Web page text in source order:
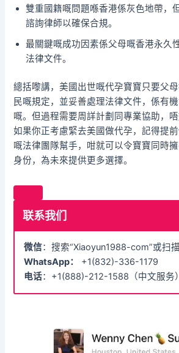
雙重國籍嘅問題喺香港係灰色地帶，
諮詢律師以確保合規。
最關鍵嘅成功因素係父母嘅香港永久
法律文件。
總括嚟講，美國出世嘅代孕寶寶只要父
民嘅規定，並妥善處理法律文件，係有
嘅。但過程需要周詳計劃同專業協助，唔
如果你正考慮緊去美國做代孕，記得提
嘅法律團隊幫手，咁就可以令寶寶同時
身份，為未來提供更多選擇。
联系我们
微信：搜索“Xiaoyun1988-com”或扫
WhatsApp：
+1(832)-336-1179
电话：+1(888)-212-1588（中文服务）